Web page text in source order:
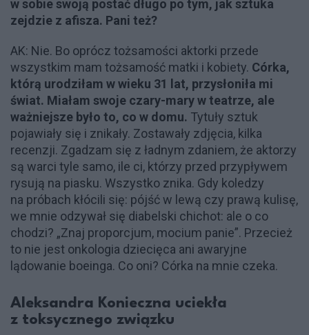
w sobie swoją postać długo po tym, jak sztuka
zejdzie z afisza. Pani też?
AK: Nie. Bo oprócz tożsamości aktorki przede
wszystkim mam tożsamość matki i kobiety. Córka,
którą urodziłam w wieku 31 lat, przysłoniła mi
świat. Miałam swoje czary-mary w teatrze, ale
ważniejsze było to, co w domu. Tytuły sztuk
pojawiały się i znikały. Zostawały zdjęcia, kilka
recenzji. Zgadzam się z ładnym zdaniem, że aktorzy
są warci tyle samo, ile ci, którzy przed przypływem
rysują na piasku. Wszystko znika. Gdy koledzy
na próbach kłócili się: pójść w lewą czy prawą kulisę,
we mnie odzywał się diabelski chichot: ale o co
chodzi? „Znaj proporcjum, mocium panie”. Przecież
to nie jest onkologia dziecięca ani awaryjne
lądowanie boeinga. Co oni? Córka na mnie czeka.
Aleksandra Konieczna uciekła
z toksycznego związku